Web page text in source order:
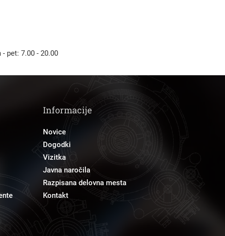
- pet: 7.00 - 20.00
Informacije
Novice
Dogodki
Vizitka
Javna naročila
Razpisana delovna mesta
Kontakt